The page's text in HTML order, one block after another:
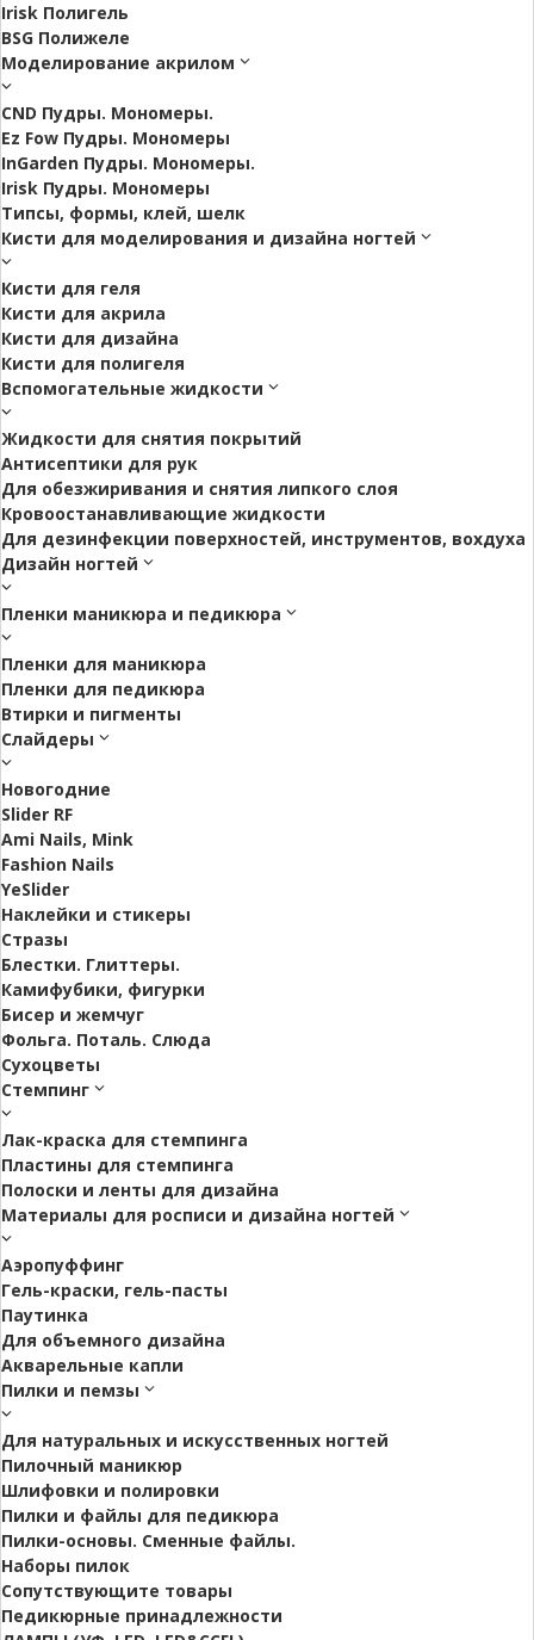
Irisk Полигель
BSG Полижеле
Моделирование акрилом
CND Пудры. Мономеры.
Ez Fow Пудры. Мономеры
InGarden Пудры. Мономеры.
Irisk Пудры. Мономеры
Типсы, формы, клей, шелк
Кисти для моделирования и дизайна ногтей
Кисти для геля
Кисти для акрила
Кисти для дизайна
Кисти для полигеля
Вспомогательные жидкости
Жидкости для снятия покрытий
Антисептики для рук
Для обезжиривания и снятия липкого слоя
Кровоостанавливающие жидкости
Для дезинфекции поверхностей, инструментов, вохдуха
Дизайн ногтей
Пленки маникюра и педикюра
Пленки для маникюра
Пленки для педикюра
Втирки и пигменты
Слайдеры
Новогодние
Slider RF
Ami Nails, Mink
Fashion Nails
YeSlider
Наклейки и стикеры
Стразы
Блестки. Глиттеры.
Камифубики, фигурки
Бисер и жемчуг
Фольга. Поталь. Слюда
Сухоцветы
Стемпинг
Лак-краска для стемпинга
Пластины для стемпинга
Полоски и ленты для дизайна
Материалы для росписи и дизайна ногтей
Аэропуффинг
Гель-краски, гель-пасты
Паутинка
Для объемного дизайна
Акварельные капли
Пилки и пемзы
Для натуральных и искусственных ногтей
Пилочный маникюр
Шлифовки и полировки
Пилки и файлы для педикюра
Пилки-основы. Сменные файлы.
Наборы пилок
Сопутствующите товары
Педикюрные принадлежности